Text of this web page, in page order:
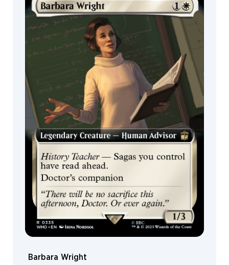
Blast from the
Past
콜렉터 부스터 /
디스플레이
커맨더 덱
Barbara Wright